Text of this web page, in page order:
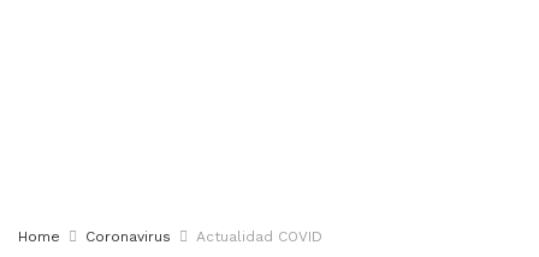
Home Coronavirus Actualidad COVID